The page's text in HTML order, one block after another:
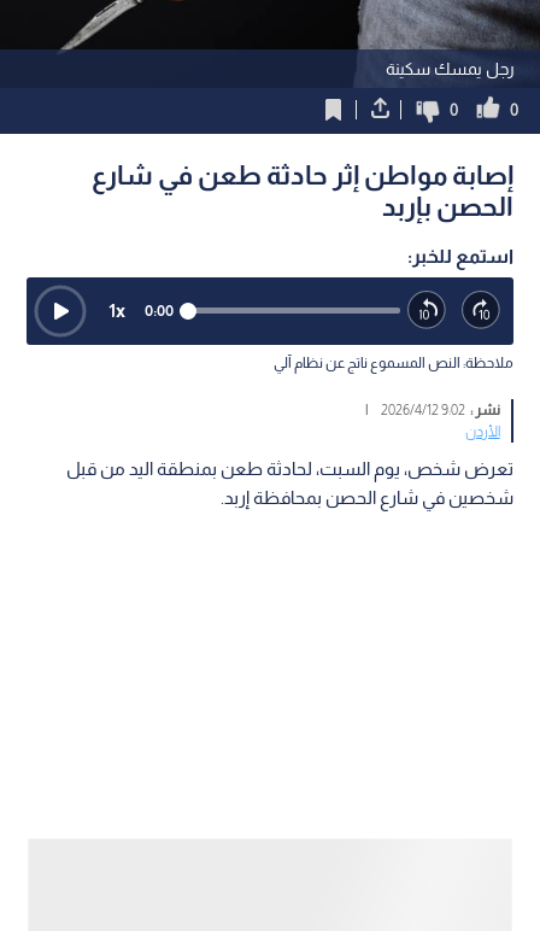
رجل يمسك سكينة
0
0
إصابة مواطن إثر حادثة طعن في شارع
الحصن بإربد
استمع للخبر:
0:00
1x
ملاحظة: النص المسموع ناتج عن نظام آلي
نشر :9:02 2026/4/12
|
الأردن
تعرض شخص، يوم السبت، لحادثة طعن بمنطقة اليد من قبل
شخصين في شارع الحصن بمحافظة إربد.